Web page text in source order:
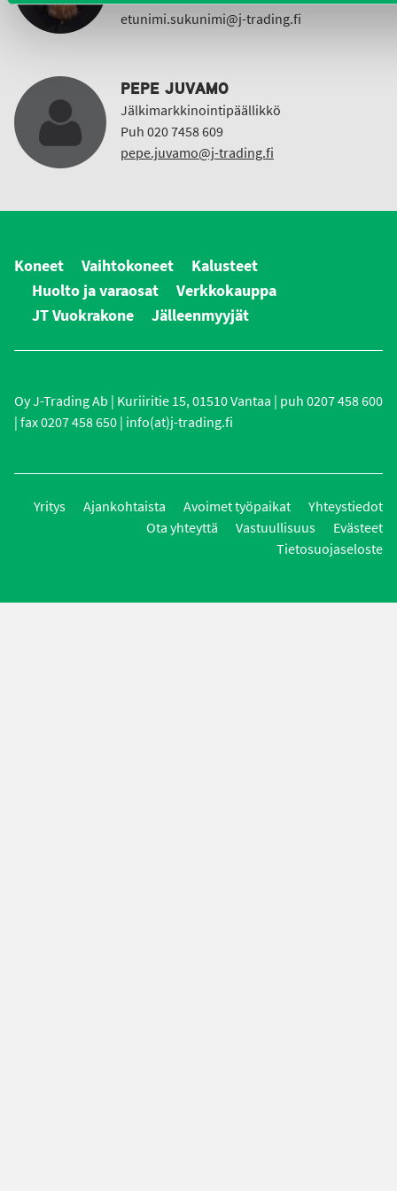
etunimi.sukunimi@j-trading.fi
PEPE JUVAMO
Jälkimarkkinointipäällikkö
Puh 020 7458 609
pepe.juvamo@j-trading.fi
Koneet Vaihtokoneet
Kalusteet
Huolto ja varaosat
Verkkokauppa
JT Vuokrakone
Jälleenmyyjät
Oy J-Trading Ab | Kuriiritie 15, 01510 Vantaa | puh 0207 458 600
| fax 0207 458 650 | info(at)j-trading.fi
Yritys Ajankohtaista Avoimet työpaikat
Yhteystiedot
Ota yhteyttä
Vastuullisuus
Evästeet
Tietosuojaseloste